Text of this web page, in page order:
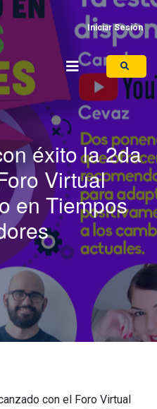
Iniciar Sesión
éxito la 2da
Virtual
en Tiempos
con el Foro Virtual